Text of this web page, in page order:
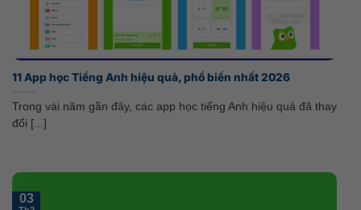
11 App học Tiếng Anh hiệu quả, phổ biến nhất 2026
Trong vài năm gần đây, các app học tiếng Anh hiệu quả đã thay
đổi [...]
03